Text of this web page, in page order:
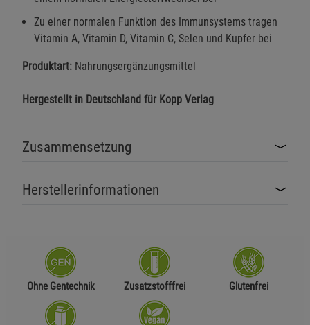
Zu einer normalen Funktion des Immunsystems tragen
Vitamin A, Vitamin D, Vitamin C, Selen und Kupfer bei
Produktart: Nahrungsergänzungsmittel
Hergestellt in Deutschland für Kopp Verlag
Zusammensetzung
Herstellerinformationen
Ohne Gentechnik Zusatzstofffrei Glutenfrei